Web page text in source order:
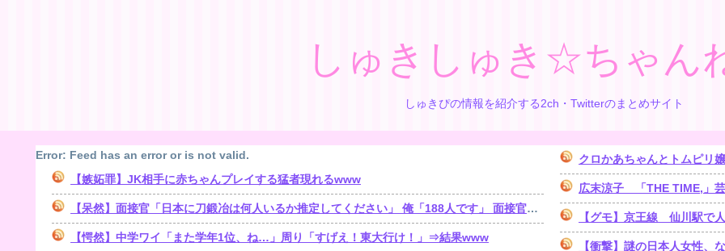
しゅきしゅき☆ちゃん
しゅきぴの情報を紹介する2ch・Twitterのまとめサイト
Error: Feed has an error or is not valid.
【嫉妬罪】JK相手に赤ちゃんプレイする猛者現れるwww
【呆然】面接官「日本に刀鍛冶は何人いるか推定してください」 俺「188人です」 面接官「どういう風に考えましたか？」俺「知ってました」⇒結果www
【愕然】中学ワイ「また学年1位、ね…」周り「すげえ！東大行け！」⇒結果www
クロかあちゃんとトムピリ
広末涼子 「THE TIME,」芸能活
【グモ】京王線 仙川駅で
【衝撃】謎の日本人女性、